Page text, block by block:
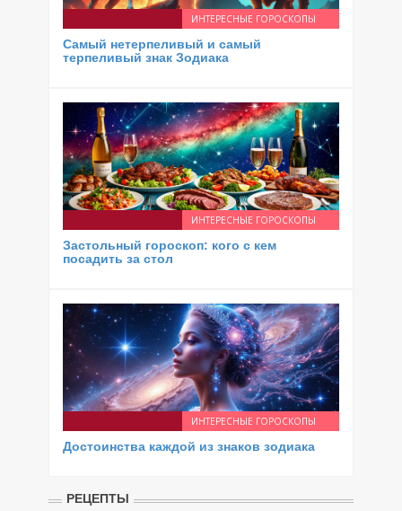
ИНТЕРЕСНЫЕ ГОРОСКОПЫ
Самый нетерпеливый и самый
терпеливый знак Зодиака
ИНТЕРЕСНЫЕ ГОРОСКОПЫ
Застольный гороскоп: кого с кем
посадить за стол
ИНТЕРЕСНЫЕ ГОРОСКОПЫ
Достоинства каждой из знаков зодиака
РЕЦЕПТЫ